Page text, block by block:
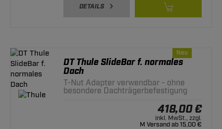
DETAILS
Neu
DT Thule SlideBar f. normales
Dach
T-Nut Adapter verwendbar - ohne
besondere Dachträgerbefestigung
418,00 €
inkl. MwSt., zzgl.
M Versand ab 15,00 €